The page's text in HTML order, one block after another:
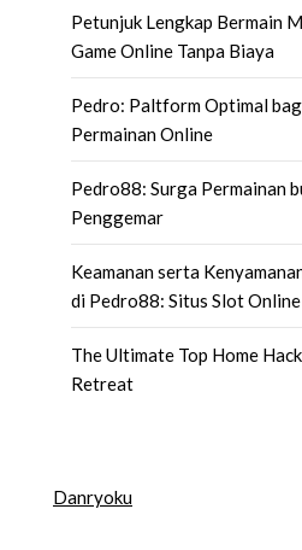
Petunjuk Lengkap Bermain
Game Online Tanpa Biaya
Pedro: Paltform Optimal
Permainan Online
Pedro88: Surga Permainan
Penggemar
Keamanan serta
di Pedro88: Situs Slot
The Ultimate Top Home
Retreat
Danryoku